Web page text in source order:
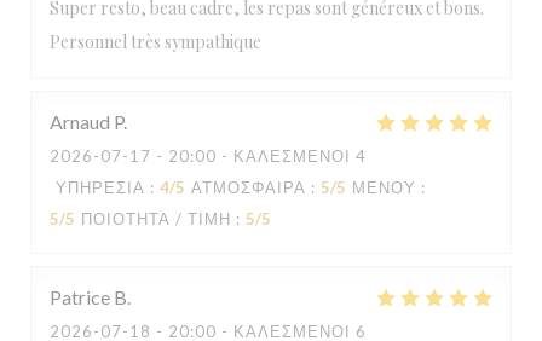
Super resto, beau cadre, les repas sont généreux et bons.
Personnel très sympathique
Arnaud P
2026-07-17 - 20:00 - ΚΑΛΕΣΜΈΝΟΙ 4
ΥΠΗΡΕΣΊΑ : 4/5 ΑΤΜΌΣΦΑΙΡΑ : 5/5 ΜΕΝΟΎ :
5/5 ΠΟΙΌΤΗΤΑ / ΤΙΜΉ : 5/5
Patrice B
2026-07-18 - 20:00 - ΚΑΛΕΣΜΈΝΟΙ 6